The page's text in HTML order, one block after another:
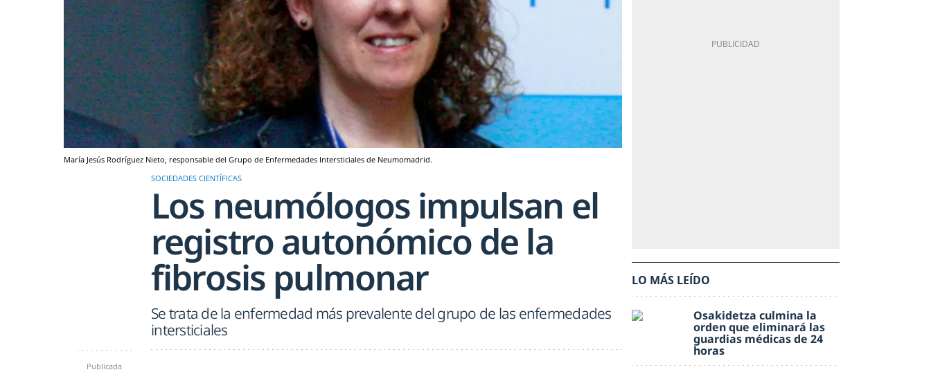
María Jesús Rodríguez Nieto, responsable del Grupo de Enfermedades Intersticiales de Neumomadrid.
SOCIEDADES CIENTÍFICAS
Los neumólogos impulsan el
registro autonómico de la
fibrosis pulmonar
Se trata de la enfermedad más prevalente del grupo de las enfermedades
intersticiales
Publicada
LO MÁS LEÍDO
Osakidetza culmina la
orden que eliminará las
guardias médicas de 24
horas